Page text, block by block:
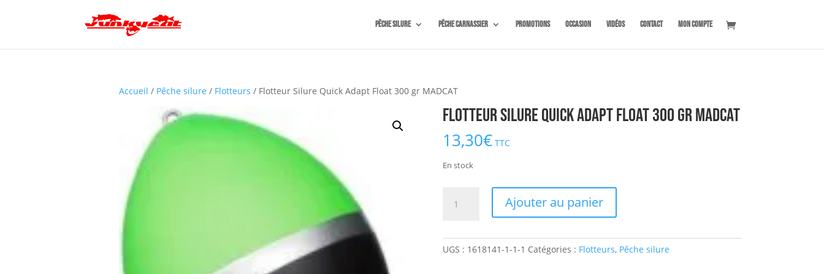
Pêche silure Pêche carnassier Promotions OCCASION Vidéos Contact Mon compte
Accueil / Pêche silure / Flotteurs / Flotteur Silure Quick Adapt Float 300 gr MADCAT
Flotteur Silure Quick Adapt Float 300 gr MADCAT
13,30€ TTC
En stock
Silure
Quick
Ajouter au panier
UGS : 1618141-1-1-1 Catégories : Flotteurs, Pêche silure